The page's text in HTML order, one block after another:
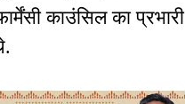
काउंसिल का प्रभारी